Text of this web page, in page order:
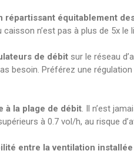
répartissant équitablement
n’est pas à plus de 5x le
de débit sur le réseau
besoin. Préférez une
à la plage de débit. Il n’est
à 0.7 vol/h, au risque
entre la ventilation